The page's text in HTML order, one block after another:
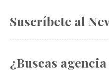
Suscríbete al
¿Buscas